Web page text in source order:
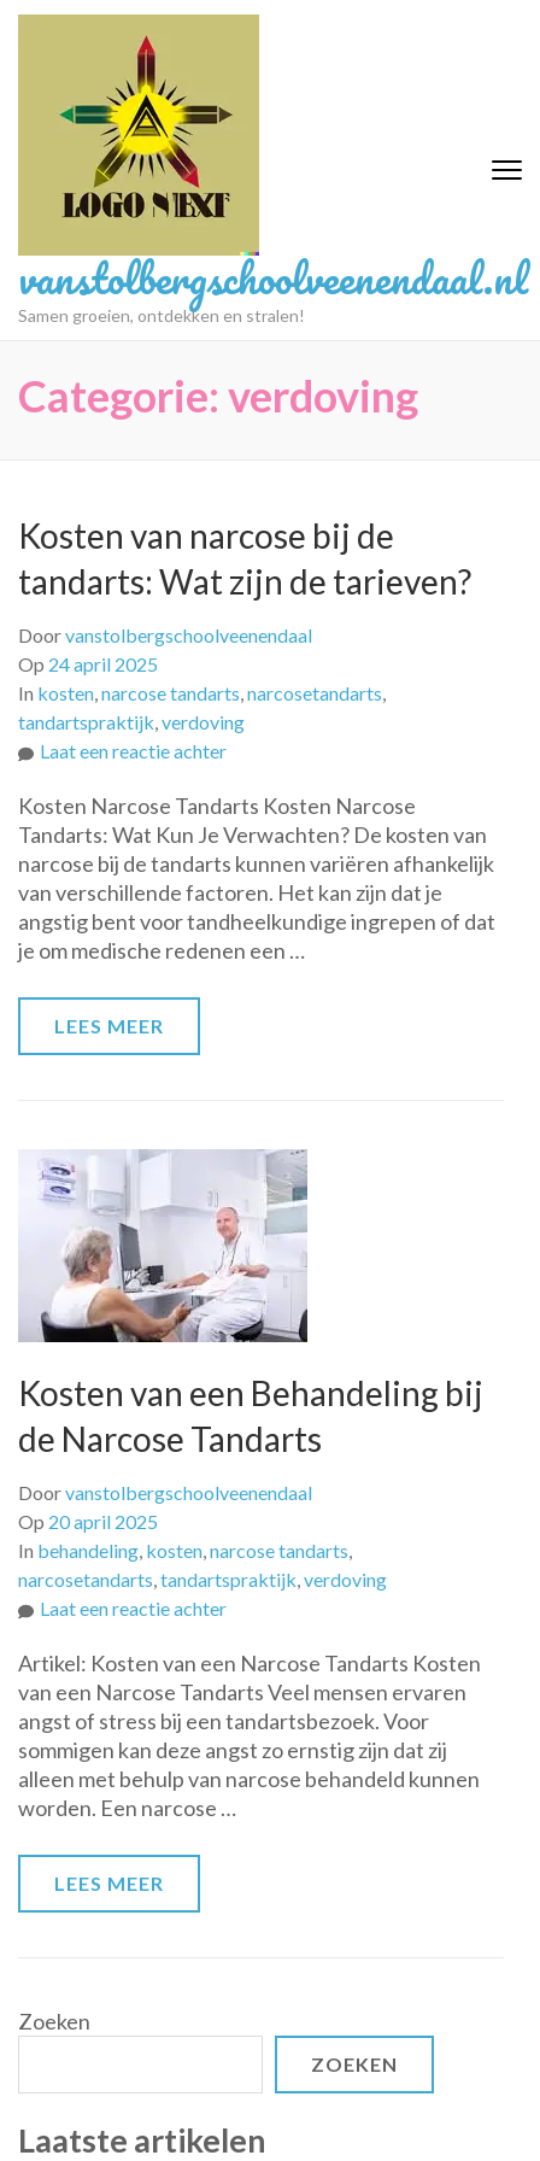
Ga
vanstolbergschoolveenendaal.nl
Samen groeien, ontdekken en stralen!
Categorie: verdoving
Kosten van narcose bij de
tandarts: Wat zijn de tarieven?
Doorvanstolbergschoolveenendaal
Op 24 april 2025
In kosten,narcose tandarts,narcosetandarts,
tandartspraktijk,verdoving
Laat een reactie achterop
van
narcose
bij
de
tandarts:
Wat
Kosten Narcose Tandarts Kosten Narcose
Tandarts: Wat Kun Je Verwachten? De kosten van
narcose bij de tandarts kunnen variëren afhankelijk
van verschillende factoren. Het kan zijn dat je
angstig bent voor tandheelkundige ingrepen of dat
je om medische redenen een …
LEES MEER
Kosten van een Behandeling bij
de Narcose Tandarts
Doorvanstolbergschoolveenendaal
Op 20 april 2025
In behandeling, kosten,narcose tandarts,
narcosetandarts,tandartspraktijk,verdoving
Laat een reactie achterop
van
een
Behandeling
bij
de
Narcose
Artikel: Kosten van een Narcose Tandarts Kosten
van een Narcose Tandarts Veel mensen ervaren
angst of stress bij een tandartsbezoek. Voor
sommigen kan deze angst zo ernstig zijn dat zij
alleen met behulp van narcose behandeld kunnen
worden. Een narcose …
LEES MEER
Zoeken
ZOEKEN
Laatste artikelen